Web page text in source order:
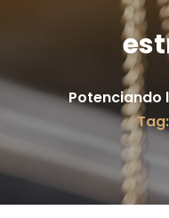
Potenciando